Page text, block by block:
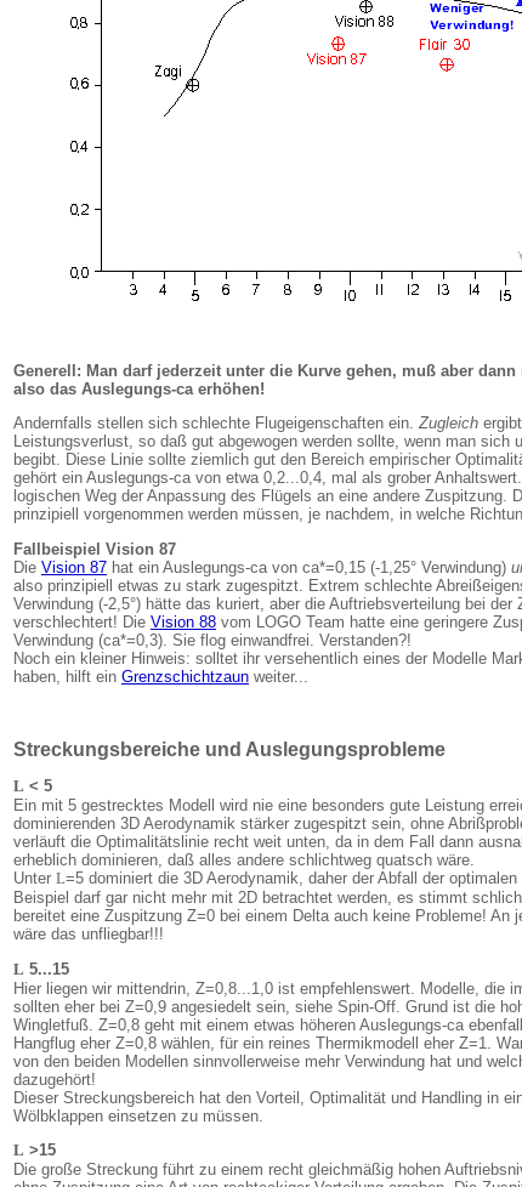
Generell: Man darf jederzeit unter die Kurve gehen, muß aber
also das Auslegungs-ca erhöhen!
Andernfalls stellen sich schlechte Flugeigenschaften ein.Zugleich
Leistungsverlust, so daß gut abgewogen werden sollte, wenn man sich
begibt. Diese Linie sollte ziemlich gut den Bereich empirischer
gehört ein Auslegungs-ca von etwa 0,2...0,4, mal als grober
logischen Weg der Anpassung des Flügels an eine andere Zuspitzung.
prinzipiell vorgenommen werden müssen, je nachdem, in welche
Fallbeispiel Vision 87
Die Vision 87 hat ein Auslegungs-ca von ca*=0,15 (-1,25° Verwindung)
also prinzipiell etwas zu stark zugespitzt. Extrem schlechte
Verwindung (-2,5°) hätte das kuriert, aber die Auftriebsverteilung bei der
verschlechtert! Die Vision 88 vom LOGO Team hatte eine geringere
Verwindung (ca*=0,3). Sie flog einwandfrei. Verstanden?!
Noch ein kleiner Hinweis: solltet ihr versehentlich eines der Modelle
haben, hilft ein Grenzschichtzaun weiter...
Streckungsbereiche und Auslegungsprobleme
L < 5
Ein mit 5 gestrecktes Modell wird nie eine besonders gute Leistung
dominierenden 3D Aerodynamik stärker zugespitzt sein, ohne
verläuft die Optimalitätslinie recht weit unten, da in dem Fall dann
erheblich dominieren, daß alles andere schlichtweg quatsch wäre.
Unter L=5 dominiert die 3D Aerodynamik, daher der Abfall der
Beispiel darf gar nicht mehr mit 2D betrachtet werden, es stimmt
bereitet eine Zuspitzung Z=0 bei einem Delta auch keine Probleme! An
wäre das unfliegbar!!!
L 5...15
Hier liegen wir mittendrin, Z=0,8...1,0 ist empfehlenswert. Modelle, die
sollten eher bei Z=0,9 angesiedelt sein, siehe Spin-Off. Grund ist die
Wingletfuß. Z=0,8 geht mit einem etwas höheren Auslegungs-ca
Hangflug eher Z=0,8 wählen, für ein reines Thermikmodell eher Z=1.
von den beiden Modellen sinnvollerweise mehr Verwindung hat und
dazugehört!
Dieser Streckungsbereich hat den Vorteil, Optimalität und Handling in
Wölbklappen einsetzen zu müssen.
L >15
Die große Streckung führt zu einem recht gleichmäßig hohen